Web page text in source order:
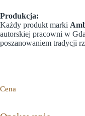
Produkcja:
Każdy produkt marki
autorskiej pracowni w
poszanowaniem tradycji
Cena